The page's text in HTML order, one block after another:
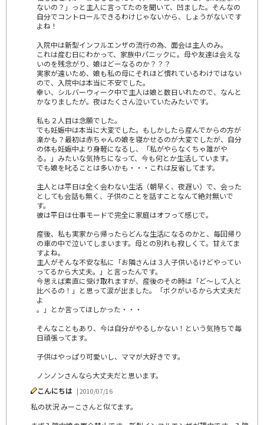
ないの？」っと主人に言ってたのを聞いて、凹ました。そんなの
自分でコントロールできるわけじゃないから、しょうがないです
よね！
入院中は新型インフルエンザの流行の為、面会は主人のみ。
これは産む日にわかって、家族中パニックに。母や友達は会えな
いのを残念がり、娘はどーなるのか？？？
実家が遠いため、娘も私の母にそれほど慣れているわけではない
ので、入院中は本当に不安でした。
幸い、シルバーウィーク中で主人は娘と数日いれたので、なんと
かなりましたが。夜はたくさん泣いていたみたいです。
私も２人目は念願でした。
でも妊娠中は本当に大変でした。もしかしたら産んでからの方が
楽かも？最初は赤ちゃんの娘を寝かせるのが大変でしたが、自分
の体も妊娠中より身軽になるし、「私がやらなくちゃ誰がや
る。」みたいな気持ちになって、今も何とか生活しています。
でも娘を叱ることは多いかも・・・これは反省してます。
主人とは平日は全く会わない生活（朝早く、夜遅い）で、会った
としても会話も無く、子供のことを話すことなんて絶対無いで
す。
彼は平日は仕事モードで完全に家庭はオフって感じで。
産後、私も実家から帰ったらどんな生活になるのかと、毎回帰り
の車の中で泣いてしまいます。母との別れも寂しくて。甘えてま
すよね。
主人がそんな不安な私に「お隣さんは３人子供いるけどやってい
ってるから大丈夫。」と言ったんです。
今思えば素直に受け取れますが、産後のその時は「ど～して人と
比べるの！」と思って涙が出ました。「ボクがいるから大丈夫だ
よ
。」とか言ってほしかった・・・
そんなこともあり、今は自分がやるしかない！という気持ちで毎
日頑張ってます。
子供はやっぱり可愛いし、ママが大好きです。
ノンノンさんなら大丈夫だと思います。
こんにちは | 2010/07/16
私の状況 みーこさんと似てます。